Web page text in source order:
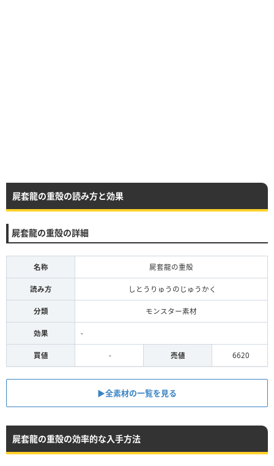
屍套龍の重殻の読み方と効果
屍套龍の重殻の詳細
名称 屍套龍の重殻
読み方 しとうりゅうのじゅうかく
分類 モンスター素材
効果 -
買値 - 売値 6620
▶全素材の一覧を見る
屍套龍の重殻の効率的な入手方法